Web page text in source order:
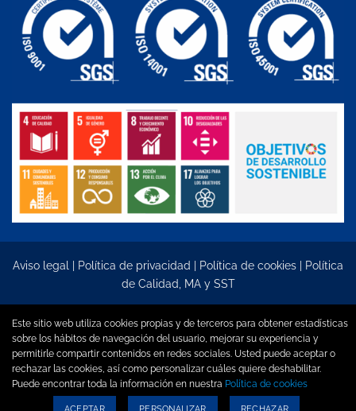
Aviso legal | Política de privacidad | Política de cookies | Política
de Calidad, MA y SST
Copyright 2026 ©Diseño La Incubadora Creativa
Este sitio web utiliza cookies propias y de terceros para obtener estadísticas
sobre los hábitos de navegación del usuario, mejorar su experiencia y
permitirle compartir contenidos en redes sociales. Usted puede aceptar o
rechazar las cookies, así como personalizar cuáles quiere deshabilitar.
Puede encontrar toda la información en nuestra Política de cookies